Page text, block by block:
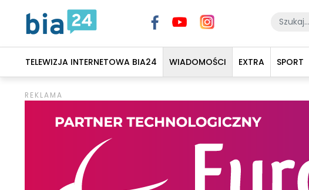
TELEWIZJA INTERNETOWA BIA24 WIADOMOŚCI EXTRA SPORT